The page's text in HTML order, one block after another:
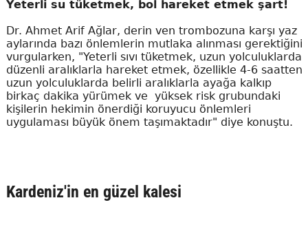
Yeterli su tüketmek, bol hareket etmek şart!
Dr. Ahmet Arif Ağlar, derin ven trombozuna karşı yaz
aylarında bazı önlemlerin mutlaka alınması gerektiğini
vurgularken, "Yeterli sıvı tüketmek, uzun yolculuklarda
düzenli aralıklarla hareket etmek, özellikle 4-6 saatten
uzun yolculuklarda belirli aralıklarla ayağa kalkıp
birkaç dakika yürümek ve yüksek risk grubundaki
kişilerin hekimin önerdiği koruyucu önlemleri
uygulaması büyük önem taşımaktadır" diye konuştu.
Kardeniz'in en güzel kalesi